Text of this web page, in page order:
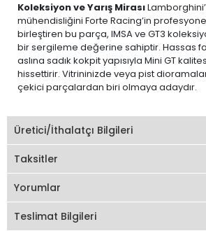
Koleksiyon ve Yarış Mirası
mühendisliğini Forte Racing’in
birleştiren bu parça, IMSA ve GT3
bir sergileme değerine sahiptir. Hassas
aslına sadık kokpit yapısıyla Mini GT
hissettirir. Vitrininizde veya pist
çekici parçalardan biri olmaya adaydır.
Üretici/İthalatçı Bilgileri
Taksitler
Yorumlar
Teslimat Bilgileri